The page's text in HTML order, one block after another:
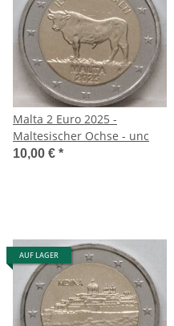
Malta 2 Euro 2025 -
Maltesischer Ochse - unc
10,00 € *
AUF LAGER